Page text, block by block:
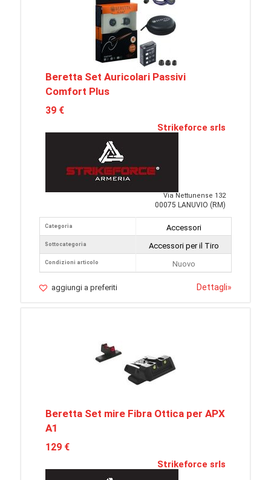
Beretta Set Auricolari Passivi
Comfort Plus
39 €
Strikeforce srls
Via Nettunense 132
00075 LANUVIO (RM)
Categoria
Sottocategoria
Condizioni articolo
Accessori
Accessori per il Tiro
Nuovo
aggiungi a preferiti Dettagli»
Beretta Set mire Fibra Ottica per APX
A1
129 €
Strikeforce srls